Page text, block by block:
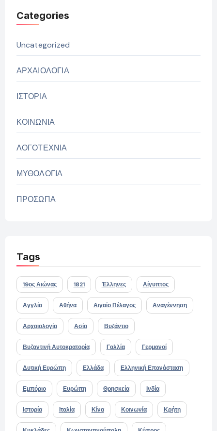
Categories
Uncategorized
ΑΡΧΑΙΟΛΟΓΙΑ
ΙΣΤΟΡΙΑ
ΚΟΙΝΩΝΙΑ
ΛΟΓΟΤΕΧΝΙΑ
ΜΥΘΟΛΟΓΙΑ
ΠΡΟΣΩΠΑ
Tags
19ος Αιώνας 1821 Έλληνες Αίγυπτος
Αγγλία Αθήνα Αιγαίο Πέλαγος Αναγέννηση
Αρχαιολογία Ασία Βυζάντιο
Βυζαντινή Αυτοκρατορία Γαλλία Γερμανοί
Δυτική Ευρώπη Ελλάδα Ελληνική Επανάσταση
Εμπόριο Ευρώπη Θρησκεία Ινδία
Ιστορία Ιταλία Κίνα Κοινωνία Κρήτη